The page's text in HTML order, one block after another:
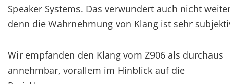
Speaker Systems. Das verwundert auch nicht
denn die Wahrnehmung von Klang ist sehr
Wir empfanden den Klang vom Z906 als durchaus
annehmbar, vorallem im Hinblick auf die